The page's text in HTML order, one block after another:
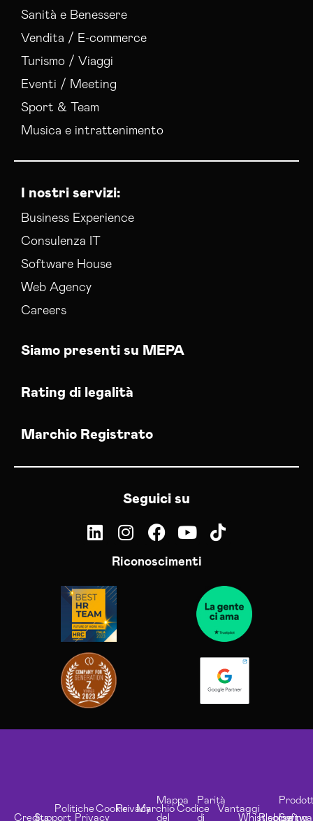
Sanità e Benessere
Vendita / E-commerce
Turismo / Viaggi
Eventi / Meeting
Sport & Team
Musica e intrattenimento
I nostri servizi:
Business Experience
Consulenza IT
Software House
Web Agency
Careers
Siamo presenti su MEPA
Rating di legalità
Marchio Registrato
Seguici su
Riconoscimenti
CreditsSupport
Politiche
Privacy
CookiePrivacyMarchio
Mappa
del
Codice
Parità
di
Vantaggi
Whistleblowing
Risorse